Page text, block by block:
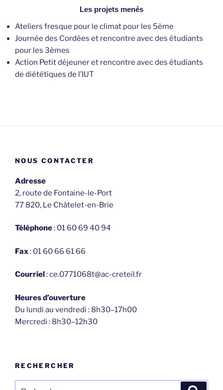
Les projets menés
Ateliers fresque pour le climat pour les 5ème
Journée des Cordées et rencontre avec des étudiants
pour les 3èmes
Action Petit déjeuner et rencontre avec des étudiants
de diététiques de l’IUT
NOUS CONTACTER
Adresse
2, route de Fontaine-le-Port
77 820, Le Châtelet-en-Brie
Téléphone: 01 60 69 40 94
Fax: 01 60 66 61 66
Courriel: ce.0771068t@ac-creteil.fr
Heures d’ouverture
Du lundi au vendredi : 8h30–17h00
Mercredi : 8h30–12h30
RECHERCHER